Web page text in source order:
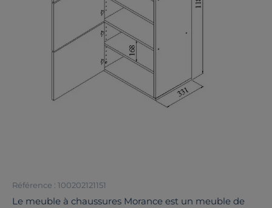
Référence : 100202121151
Le meuble à chaussures Morance est un meuble de